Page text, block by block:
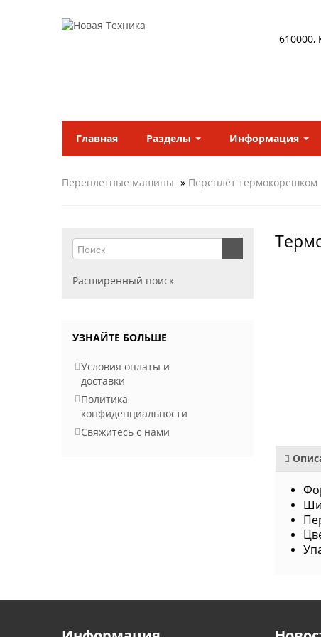
610000,
Главная Разделы Информация
Переплетные машины » Переплёт термокорешком
Расширенный поиск
УЗНАЙТЕ БОЛЬШЕ
Условия оплаты и
доставки
Политика
конфиденциальности
Свяжитесь с нами